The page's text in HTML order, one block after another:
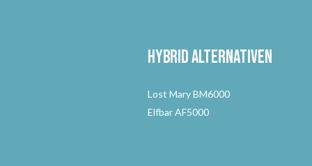
Hybrid Alternativen
Lost Mary BM6000
Elfbar AF5000